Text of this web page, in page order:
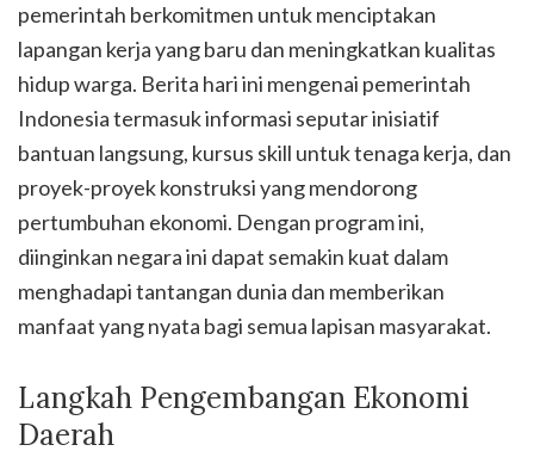
pemerintah berkomitmen untuk menciptakan
lapangan kerja yang baru dan meningkatkan kualitas
hidup warga. Berita hari ini mengenai pemerintah
Indonesia termasuk informasi seputar inisiatif
bantuan langsung, kursus skill untuk tenaga kerja, dan
proyek-proyek konstruksi yang mendorong
pertumbuhan ekonomi. Dengan program ini,
diinginkan negara ini dapat semakin kuat dalam
menghadapi tantangan dunia dan memberikan
manfaat yang nyata bagi semua lapisan masyarakat.
Langkah Pengembangan Ekonomi
Daerah